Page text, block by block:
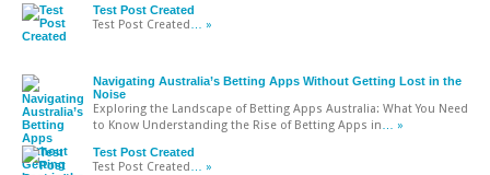
Test Post Created
Test Post Created… »
Navigating Australia’s Betting Apps Without Getting Lost in the
Noise
Exploring the Landscape of Betting Apps Australia: What You Need
to Know Understanding the Rise of Betting Apps in… »
Test Post Created
Test Post Created… »